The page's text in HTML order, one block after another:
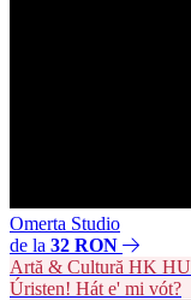
Omerta Studio
de la 32 RON
Artă & Cultură HK
Úristen! Hát e' mi vót?